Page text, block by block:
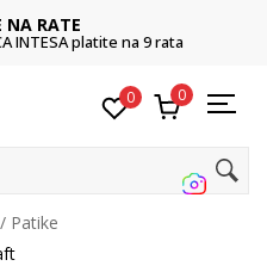
NA RATE
INTESA platite na 9 rata
0 0
Patike